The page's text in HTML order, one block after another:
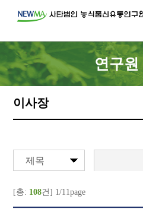
연구원
이사장
제목
[총: 108건] 1/11page